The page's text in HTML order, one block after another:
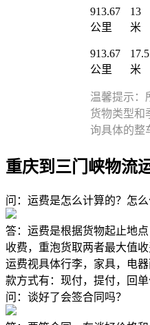
913.67
公里
13
米
913.67
公里
17.5
米
温馨提示：
货物类型和
询具体的整
重庆到三门峡物流
问：运费是怎么计算的？怎么
答：运费是根据货物起止地
收费，重泡货取两者最大值
运费视具体行李，家具，电
款方式有：现付，提付，回单
问：谈好了会签合同吗？